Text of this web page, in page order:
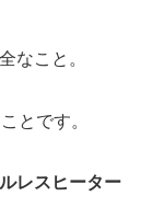
なこと。
とです。
レスヒーター